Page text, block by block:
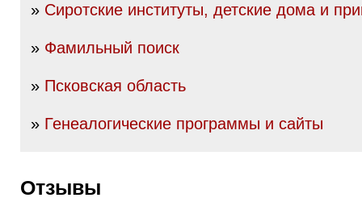
» Сиротские институты, детские дома и
» Фамильный поиск
» Псковская область
» Генеалогические программы и сайты
Отзывы